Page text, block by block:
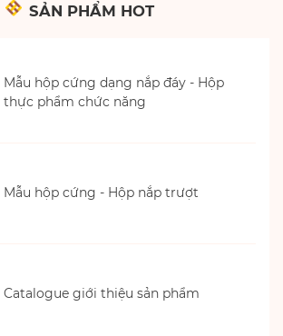
SẢN PHẨM HOT
Mẫu hộp cứng dạng nắp đáy - Hộp
thực phẩm chức năng
Mẫu hộp cứng - Hộp nắp trượt
Catalogue giới thiệu sản phẩm